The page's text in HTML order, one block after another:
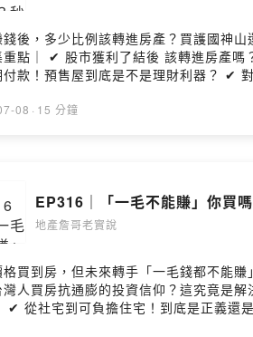
錢後，多少比例該轉進房產？買護國神
重點｜ ✔ 股市獲利了結後 該轉進房產
預售屋到底是不是理財利器？ ✔ 對抗景氣下行！如何挑選真抗跌好房？ 主
provided by SoundOn
08 · 15 分鐘
EP316｜「一毛不能賺」你買
地產詹哥老實說
買到房，但未來轉手「一毛錢都不能
人買房抗通膨的投資信仰？這究竟是解
✔ 從社宅到可負擔住宅！到底是正義還